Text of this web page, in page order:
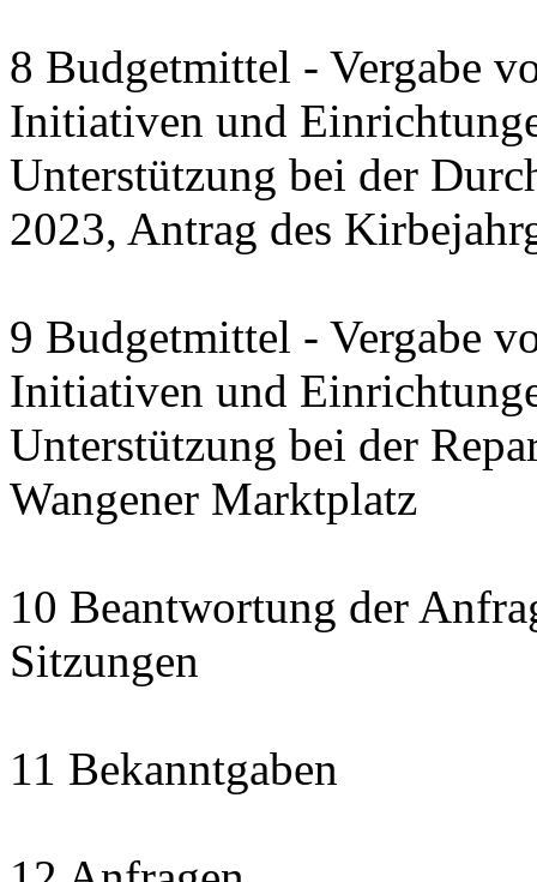
8 Budgetmittel - Vergabe
Initiativen und
Unterstützung bei der
2023, Antrag des
9 Budgetmittel - Vergabe
Initiativen und
Unterstützung bei der
Wangener Marktplatz
10 Beantwortung der
Sitzungen
11 Bekanntgaben